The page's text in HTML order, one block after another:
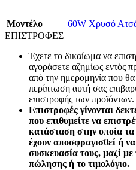
Mοντέλο
60W Χρυσό
ΕΠΙΣΤΡΟΦΕΣ
Έχετε το δικαίωμα να
αγοράσετε αζημίως εντός
από την ημερομηνία που
περίπτωση αυτή σας
επιστροφής των προϊόντων.
Επιστροφές γίνονται
που επιθυμείτε να
κατάσταση στην οποία
έχουν αποσφραγισθεί ή
συσκευασία τους, μαζί με
πώλησης ή το τιμολόγιο.